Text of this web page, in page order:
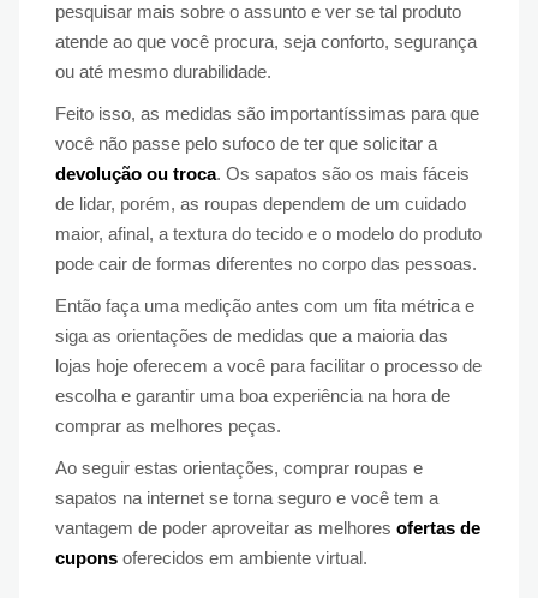
pesquisar mais sobre o assunto e ver se tal produto
atende ao que você procura, seja conforto, segurança
ou até mesmo durabilidade.
Feito isso, as medidas são importantíssimas para que
você não passe pelo sufoco de ter que solicitar a
devolução ou troca. Os sapatos são os mais fáceis
de lidar, porém, as roupas dependem de um cuidado
maior, afinal, a textura do tecido e o modelo do produto
pode cair de formas diferentes no corpo das pessoas.
Então faça uma medição antes com um fita métrica e
siga as orientações de medidas que a maioria das
lojas hoje oferecem a você para facilitar o processo de
escolha e garantir uma boa experiência na hora de
comprar as melhores peças.
Ao seguir estas orientações, comprar roupas e
sapatos na internet se torna seguro e você tem a
vantagem de poder aproveitar as melhores ofertas de
cupons oferecidos em ambiente virtual.